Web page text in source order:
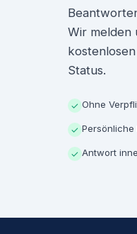
Wir melden
Status.
✓ Ohne
✓
✓ Antwort